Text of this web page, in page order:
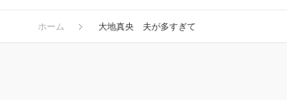
ホーム 大地真央 夫が多すぎて